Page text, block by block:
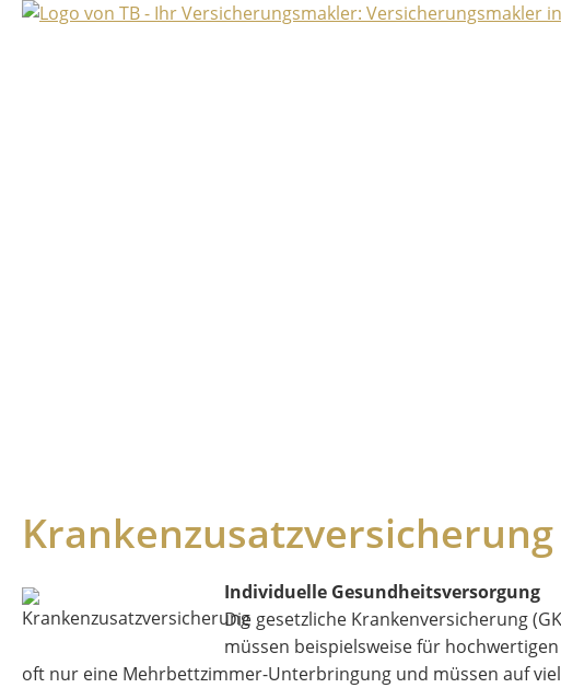
Krankenzusatzversicherung
Individuelle Gesundheitsversorgung
Die gesetzliche Krankenversicherung
müssen beispielsweise für
oft nur eine Mehrbettzimmer-Unterbringung und müssen auf